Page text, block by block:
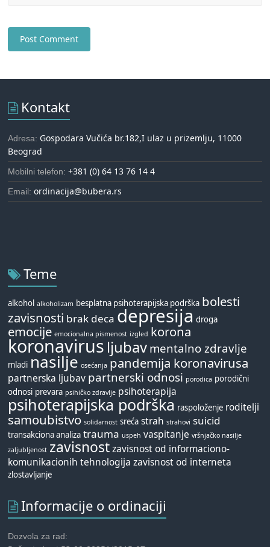
Kontakt
Adresa: Gospodara Vučića br.182,I ulaz u prizemlju, 11000
Beograd
Mobilni telefon:+381 (0) 64 13 76 14 4
Email:ordinacija@bubera.rs
Teme
alkohol alkoholizam besplatna psihoterapijska podrška bolesti
zavisnosti brak deca depresija droga
emocije emocionalna pismenost izgled korona
koronavirus ljubav mentalno zdravlje
mladi nasilje osećanja pandemija koronavirusa
partnerska ljubav partnerski odnosi porodica porodični
odnosi prevara psihičko zdravlje psihoterapija
psihoterapijska podrška raspoloženje roditelji
samoubistvo solidarnost sreća strah strahovi suicid
transakciona analiza trauma uspeh vaspitanje vršnjačko nasilje
zaljubljenost zavisnost zavisnost od informaciono-
komunikacionih tehnologija zavisnost od interneta
zlostavljanje
Informacije o ordinaciji
Dozvola za rad: